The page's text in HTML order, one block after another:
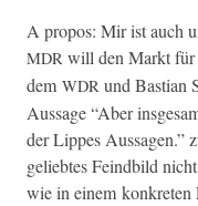
A pro­pos: Mir ist auch
MDR will den Markt für
dem WDR und Bas­t­ian
Aus­sage “Aber
der Lippes Aus­sagen.”
geliebtes Feind­bild
wie in einem konkreten